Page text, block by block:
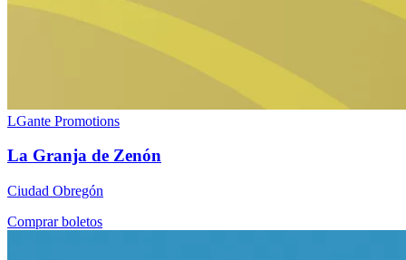
LGante Promotions
La Granja de Zenón
Ciudad Obregón
Comprar boletos